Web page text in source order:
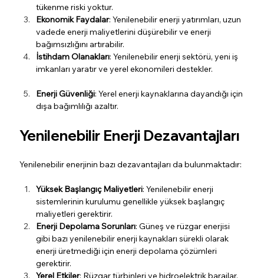
tükenme riski yoktur.
Ekonomik Faydalar: Yenilenebilir enerji yatırımları, uzun
vadede enerji maliyetlerini düşürebilir ve enerji
bağımsızlığını artırabilir.
İstihdam Olanakları: Yenilenebilir enerji sektörü, yeni iş
imkanları yaratır ve yerel ekonomileri destekler.
Enerji Güvenliği: Yerel enerji kaynaklarına dayandığı için
dışa bağımlılığı azaltır.
Yenilenebilir Enerji Dezavantajları
Yenilenebilir enerjinin bazı dezavantajları da bulunmaktadır:
Yüksek Başlangıç Maliyetleri: Yenilenebilir enerji
sistemlerinin kurulumu genellikle yüksek başlangıç
maliyetleri gerektirir.
Enerji Depolama Sorunları: Güneş ve rüzgar enerjisi
gibi bazı yenilenebilir enerji kaynakları sürekli olarak
enerji üretmediği için enerji depolama çözümleri
gerektirir.
Yerel Etkiler: Rüzgar türbinleri ve hidroelektrik barajlar,